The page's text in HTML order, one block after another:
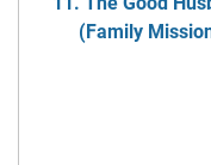
(Family